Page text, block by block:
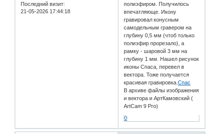
Последний визит:
21-05-2026 17:44:18
полиэфиром. Получилось
впечатляюще. Икону
гравировал конусным
самодельным гравером на
глубину 0,5 мм (чтоб только
полиэфир прорезало), а
рамку - шаровой 3 мм на
глубину 1 мм. Нашел рисунок
иконы Спаса, перевел в
вектора. Тоже получается
красивая гравировка.Спас
В архиве файлы изображения
и вектора и АртКамовский (
ArtCam 9 Pro)
0